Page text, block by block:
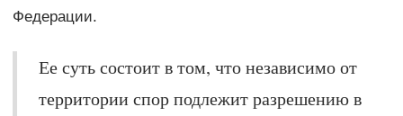
Федерации.
Ее суть состоит в том, что независимо от
территории спор подлежит разрешению в